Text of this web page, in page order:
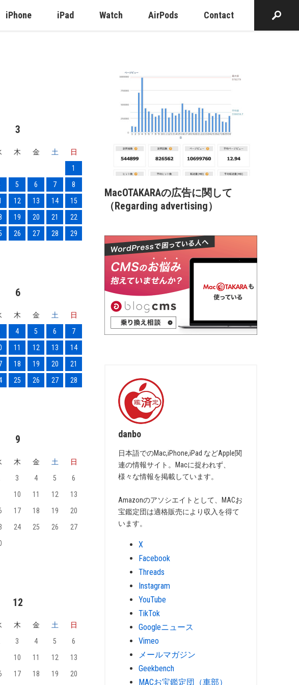
iPhone iPad Watch AirPods Contact
3
木 金 土
日
1
5 6 7
8
12 13 14
15
19 20 21
22
26 27 28
29
6
木 金 土
日
4 5 6
7
11 12 13
14
18 19 20
21
25 26 27
28
9
木 金 土
日
3 4 5
6
10 11 12
13
17 18 19
20
24 25 26
27
12
木 金 土
日
3 4 5
6
10 11 12
13
17 18 19 20
MacOTAKARAの広告に関して
（Regarding advertising）
danbo
日本語でのMac,iPhone,iPad などApple関
連の情報サイト。Macに捉われず、
様々な情報を掲載しています。
Amazonのアソシエイトとして、MACお
宝鑑定団は適格販売により収入を得て
います。
X
Facebook
Threads
Instagram
YouTube
TikTok
Googleニュース
Vimeo
メールマガジン
Geekbench
MACお宝鑑定団（車部）